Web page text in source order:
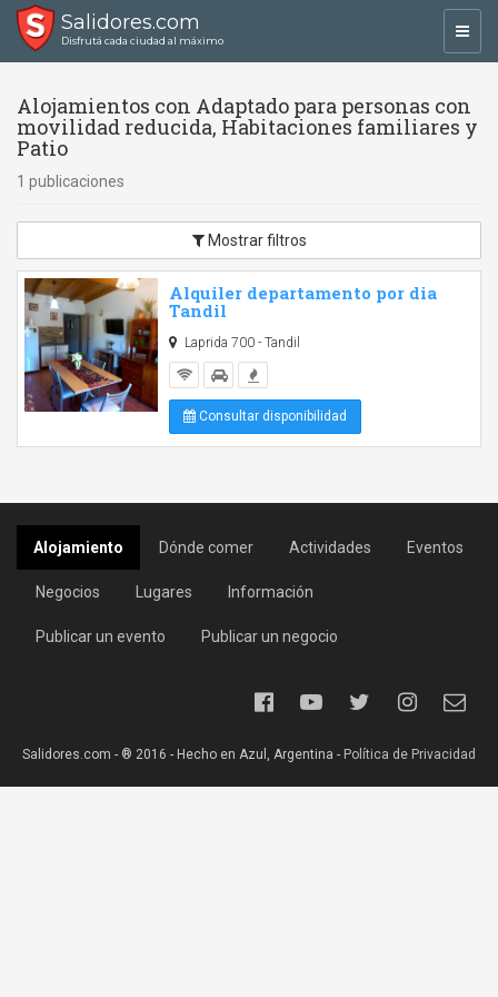
Salidores.com
Disfrutá cada ciudad al máximo
Alojamientos con Adaptado para personas con
movilidad reducida, Habitaciones familiares y
Patio
1 publicaciones
Mostrar filtros
Alquiler departamento por dia
Tandil
Laprida 700 - Tandil
Consultar disponibilidad
Alojamiento Dónde comer Actividades Eventos
Negocios Lugares Información
Publicar un evento Publicar un negocio
Salidores.com - ® 2016 - Hecho en Azul, Argentina - Política de Privacidad